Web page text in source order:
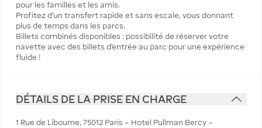
pour les familles et les amis.
Profitez d'un transfert rapide et sans escale, vous donnant
plus de temps dans les parcs.
Billets combinés disponibles : possibilité de réserver votre
navette avec des billets d'entrée au parc pour une expérience
fluide !
DÉTAILS DE LA PRISE EN CHARGE
1 Rue de Libourne, 75012 Paris – Hotel Pullman Bercy –